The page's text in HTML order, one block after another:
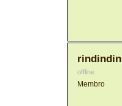
rindindin
offline
Membro